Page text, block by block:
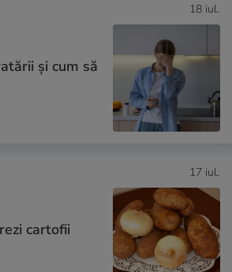
18 iul.
și cum să
17 iul.
cartofii